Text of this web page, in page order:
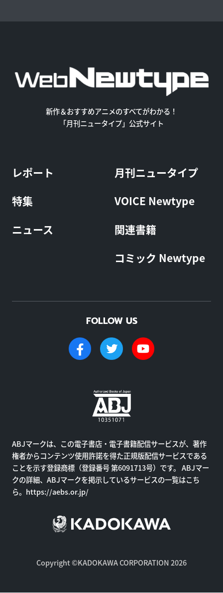
新作＆おすすめアニメのすべてがわかる！
「月刊ニュータイプ」公式サイト
レポート
特集
ニュース
月刊ニュータイプ
VOICE Newtype
関連書籍
コミック Newtype
FOLLOW US
ABJマークは、この電子書店・電子書籍配信サービスが、著作
権者からコンテンツ使用許諾を得た正規版配信サービスである
ことを示す登録商標（登録番号 第6091713号）です。 ABJマー
クの詳細、ABJマークを掲示しているサービスの一覧はこち
ら。 https://aebs.or.jp/
Copyright ©KADOKAWA CORPORATION 2026